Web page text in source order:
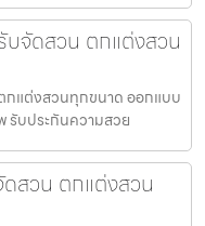
จัดสวน ตกแต่งสวน
แต่งสวนทุกขนาด ออกแบบ
รับประกันความสวย
สวน ตกแต่งสวน